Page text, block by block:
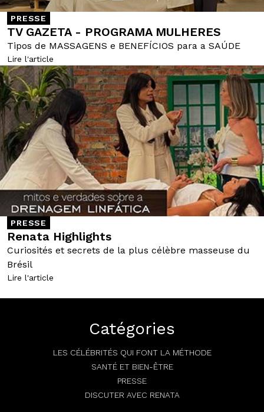
PRESSE
TV GAZETA - PROGRAMA MULHERES
Tipos de MASSAGENS e BENEFÍCIOS para a SAÚDE
Lire l'article
PRESSE
Renata Highlights
Curiosités et secrets de la plus célèbre masseuse du
Brésil
Lire l'article
Catégories
LES CÉLÉBRITÉS QUI FONT LA MÉTHODE
SANTÉ ET BIEN-ÊTRE
PRESSE
DISCUTER AVEC RENATA